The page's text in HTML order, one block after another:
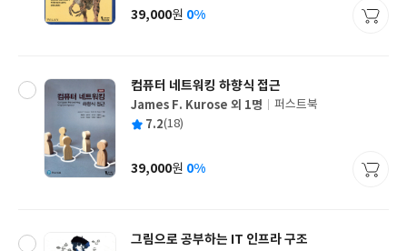
사
가
39,000원 0%
컴퓨터 네트워킹 하향식 접근
글
쓴
James F. Kurose 외 1명
출
사
퍼스트북
평 7.2(18)
가
39,000원 0%
그림으로 공부하는 IT 인프라 구조